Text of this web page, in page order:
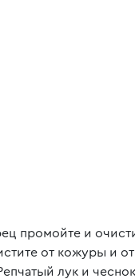
промойте и
от кожуры и
лук и